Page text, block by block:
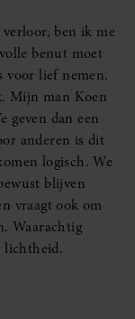
die ze hebben
services. U
website blijft
ben ik me
benut moet
voor lief nemen.
Mijn man Koen
geven dan een
anderen is dit
logisch. We
blijven
vraagt ook om
Waarachtig
lichtheid.